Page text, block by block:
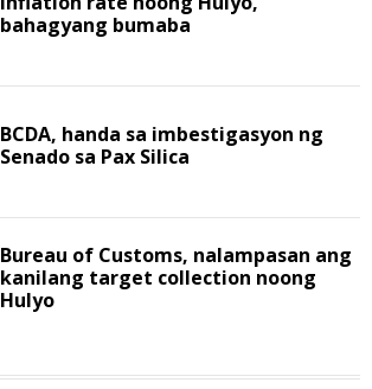
bahagyang bumaba
BCDA, handa sa imbestigasyon ng
Senado sa Pax Silica
Bureau of Customs, nalampasan ang
kanilang target collection noong
Hulyo